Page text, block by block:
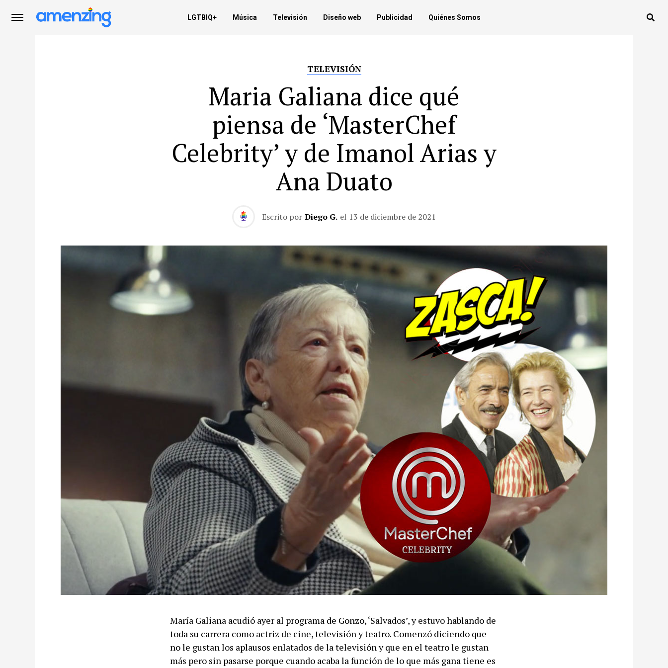
LGTBIQ+ Música Televisión Diseño web Publicidad Quiénes Somos
TELEVISIÓN
Maria Galiana dice qué
piensa de ‘MasterChef
Celebrity’ y de Imanol Arias y
Ana Duato
Escrito por Diego G. el 13 de diciembre de 2021
María Galiana acudió ayer al programa de Gonzo, ‘Salvados’, y estuvo hablando de
toda su carrera como actriz de cine, televisión y teatro. Comenzó diciendo que
no le gustan los aplausos enlatados de la televisión y que en el teatro le gustan
más pero sin pasarse porque cuando acaba la función de lo que más gana tiene es